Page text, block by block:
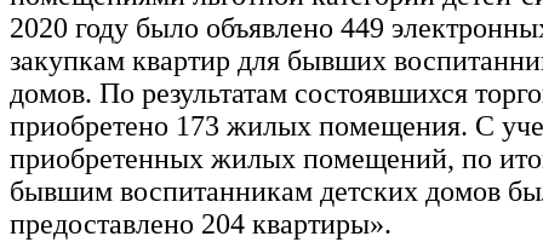
2020 году было объявлено 449
закупкам квартир для бывших
домов. По результатам состоявшихся
приобретено 173 жилых помещения. С
приобретенных жилых помещений, по
бывшим воспитанникам детских домов
предоставлено 204 квартиры».